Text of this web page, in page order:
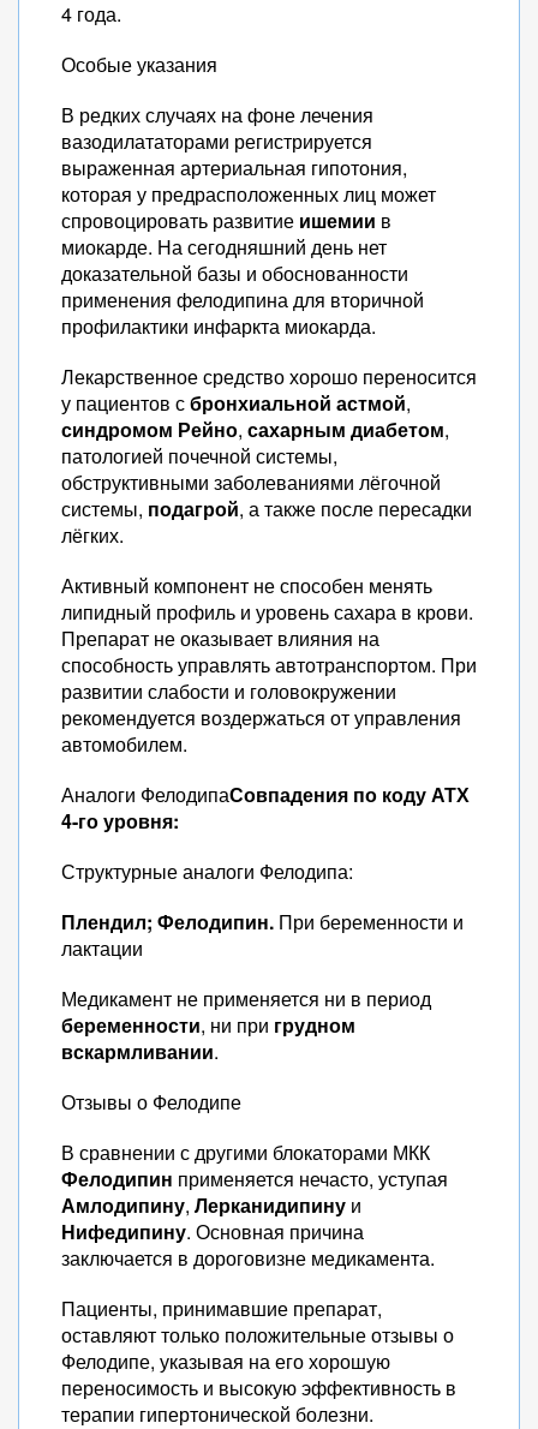
4 года.
Особые указания
В редких случаях на фоне лечения
вазодилататорами регистрируется
выраженная артериальная гипотония,
которая у предрасположенных лиц может
спровоцировать развитие ишемии в
миокарде. На сегодняшний день нет
доказательной базы и обоснованности
применения фелодипина для вторичной
профилактики инфаркта миокарда.
Лекарственное средство хорошо переносится
у пациентов сбронхиальной астмой,
синдромом Рейно, сахарным диабетом,
патологией почечной системы,
обструктивными заболеваниями лёгочной
системы, подагрой, а также после пересадки
лёгких.
Активный компонент не способен менять
липидный профиль и уровень сахара в крови.
Препарат не оказывает влияния на
способность управлять автотранспортом. При
развитии слабости и головокружении
рекомендуется воздержаться от управления
автомобилем.
Аналоги ФелодипаСовпадения по коду АТХ
4-го уровня:
Структурные аналоги Фелодипа:
Плендил; Фелодипин. При беременности и
лактации
Медикамент не применяется ни в период
беременности, ни при грудном
вскармливании.
Отзывы о Фелодипе
В сравнении с другими блокаторами МКК
Фелодипин применяется нечасто, уступая
Амлодипину, Лерканидипину и
Нифедипину. Основная причина
заключается в дороговизне медикамента.
Пациенты, принимавшие препарат,
оставляют только положительные отзывы о
Фелодипе, указывая на его хорошую
переносимость и высокую эффективность в
терапии гипертонической болезни.